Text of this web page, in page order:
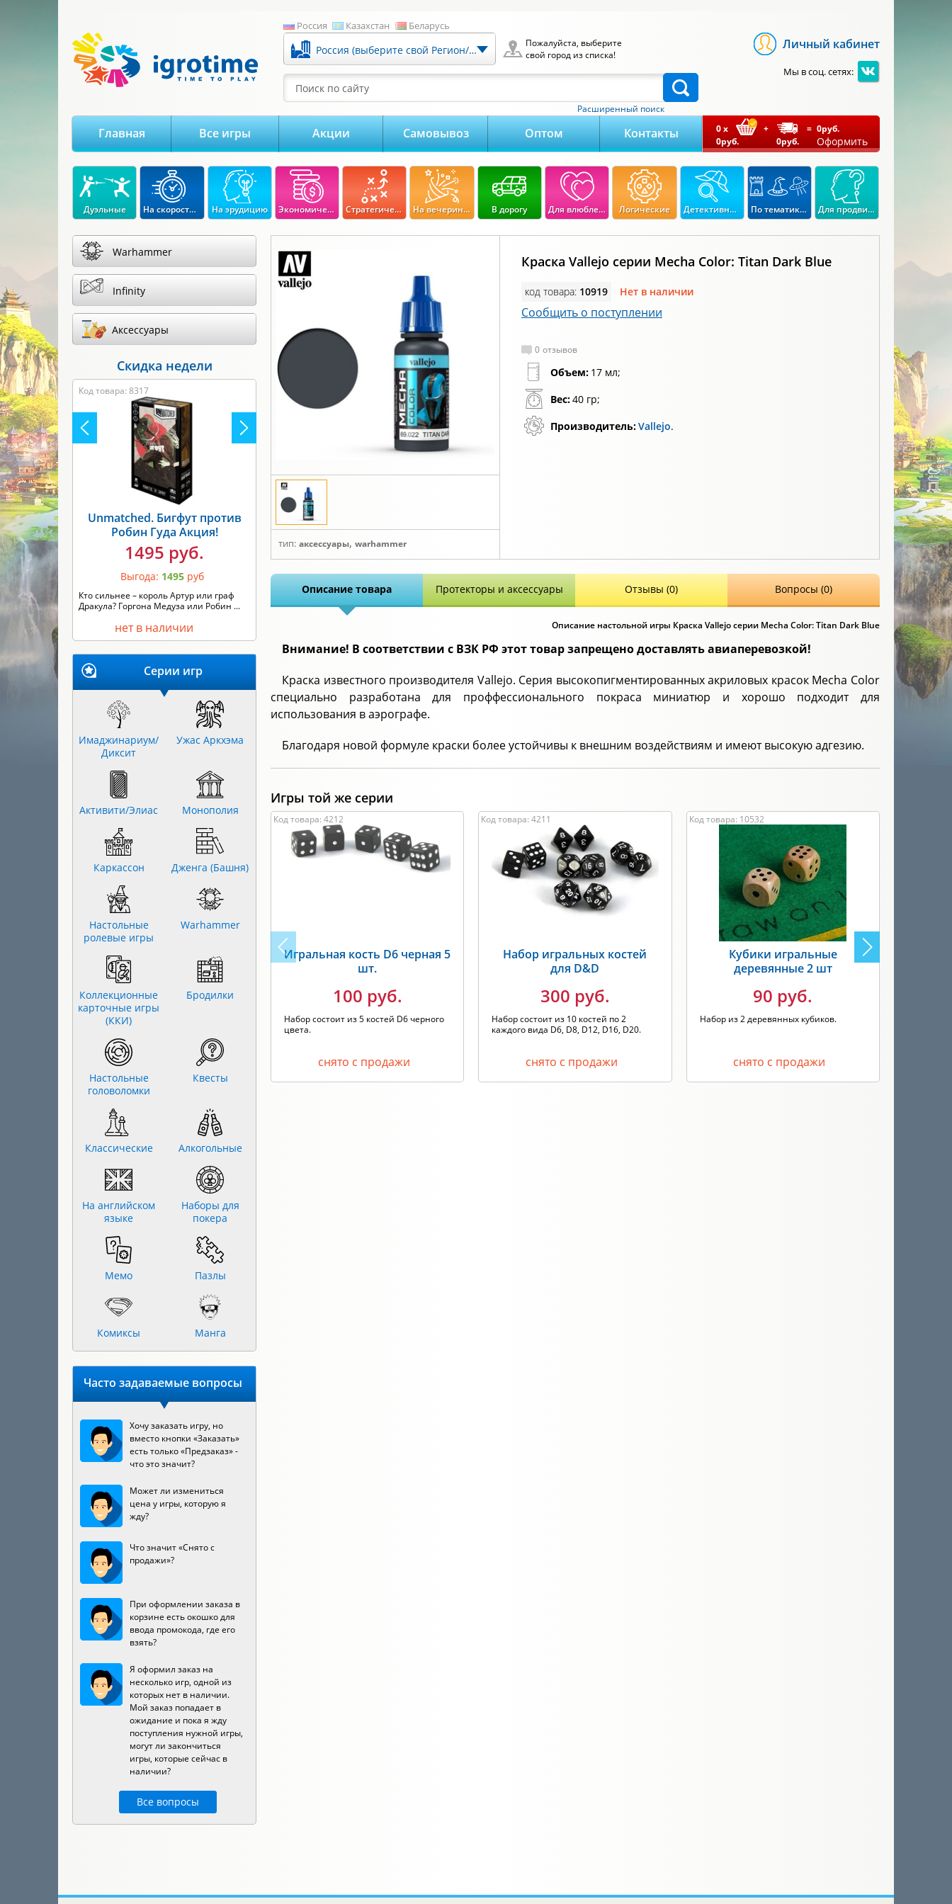
Россия Казахстан Беларусь
Россия (выберите свой Регион/Город)
Пожалуйста, выберите
свой город из списка!
Поиск по сайту
Расширенный поиск
Личный кабинет
Мы в соц. сетях:
Главная Все игры Акции Самовывоз Оптом Контакты 0x
0руб.
+
0руб.
= 0руб.
Оформить
Дуэльные На скорость реакции На эрудицию Экономические Стратегические На вечеринку В дорогу Для влюбленных Логические Детективные По тематикам Для продвинутых
тип: аксессуары, warhammer
Краска Vallejo серии Mecha Color: Titan Dark Blue
код товара: 10919 Нет в наличии
Сообщить о поступлении
0 отзывов
Объем: 17 мл;
Вес:40 гр;
Производитель:Vallejo.
Описание товара Протекторы и аксессуары Отзывы (0) Вопросы (0)
Описание настольной игры Краска Vallejo серии Mecha Color: Titan Dark Blue
Внимание! В соответствии с ВЗК РФ этот товар запрещено доставлять авиаперевозкой!
Краска известного производителя Vallejo. Серия высокопигментированных акриловых красок Mecha Color
специально разработана для проффессионального покраса миниатюр и хорошо подходит для
использования в аэрографе.
Благодаря новой формуле краски более устойчивы к внешним воздействиям и имеют высокую адгезию.
Игры той же серии
Код товара: 4212
Игральная кость D6 черная 5
шт.
100 руб.
Набор состоит из 5 костей D6 черного
цвета.
снято с продажи
Код товара: 4211
Набор игральных костей
для D&D
300 руб.
Набор состоит из 10 костей по 2
каждого вида D6, D8, D12, D16, D20.
снято с продажи
Код товара: 10532
Кубики игральные
деревянные 2 шт
90 руб.
Набор из 2 деревянных кубиков.
снято с продажи
Warhammer
Infinity
Аксессуары
Скидка недели
Код товара: 8317
Unmatched. Бигфут против
Робин Гуда Акция!
1495 руб.
Выгода: 1495 руб
Кто сильнее – король Артур или граф
Дракула? Горгона Медуза или Робин ...
нет в наличии
Серии игр
Имаджинариум/
Диксит
Ужас Аркхэма
Активити/Элиас Монополия
Каркассон Дженга (Башня)
Настольные
ролевые игры
Warhammer
Коллекционные
карточные игры
(ККИ)
Бродилки
Настольные
головоломки
Квесты
Классические Алкогольные
На английском
языке
Наборы для
покера
Мемо Пазлы
Комиксы Манга
Часто задаваемые вопросы
Хочу заказать игру, но
вместо кнопки «Заказать»
есть только «Предзаказ» -
что это значит?
Может ли измениться
цена у игры, которую я
жду?
Что значит «Снято с
продажи»?
При оформлении заказа в
корзине есть окошко для
ввода промокода, где его
взять?
Я оформил заказ на
несколько игр, одной из
которых нет в наличии.
Мой заказ попадает в
ожидание и пока я жду
поступления нужной игры,
могут ли закончиться
игры, которые сейчас в
наличии?
Все вопросы